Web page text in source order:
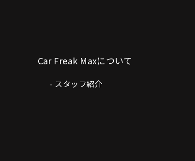
Car Freak Maxについて
スタッフ紹介